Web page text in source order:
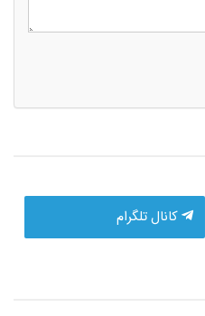
کانال تلگرام